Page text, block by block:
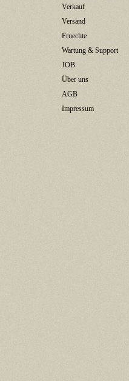
Verkauf
Versand
Fruechte
Wartung & Support
JOB
Über uns
AGB
Impressum